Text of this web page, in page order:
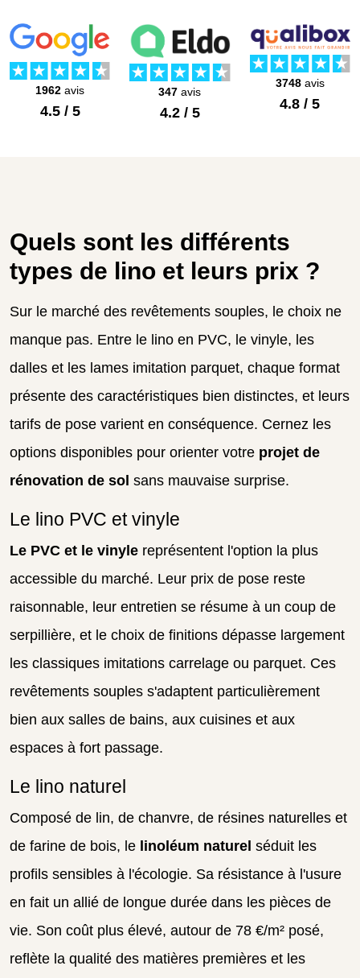
1962 avis
4.5 / 5
347 avis
4.2 / 5
3748avis
4.8 / 5
Quels sont les différents
types de lino et leurs prix ?
Sur le marché des revêtements souples, le choix ne
manque pas. Entre le lino en PVC, le vinyle, les
dalles et les lames imitation parquet, chaque format
présente des caractéristiques bien distinctes, et leurs
tarifs de pose varient en conséquence. Cernez les
options disponibles pour orienter votre projet de
rénovation de sol sans mauvaise surprise.
Le lino PVC et vinyle
Le PVC et le vinyle représentent l'option la plus
accessible du marché. Leur prix de pose reste
raisonnable, leur entretien se résume à un coup de
serpillière, et le choix de finitions dépasse largement
les classiques imitations carrelage ou parquet. Ces
revêtements souples s'adaptent particulièrement
bien aux salles de bains, aux cuisines et aux
espaces à fort passage.
Le lino naturel
Composé de lin, de chanvre, de résines naturelles et
de farine de bois, le linoléum naturel séduit les
profils sensibles à l'écologie. Sa résistance à l'usure
en fait un allié de longue durée dans les pièces de
vie. Son coût plus élevé, autour de 78 €/m² posé,
reflète la qualité des matières premières et les